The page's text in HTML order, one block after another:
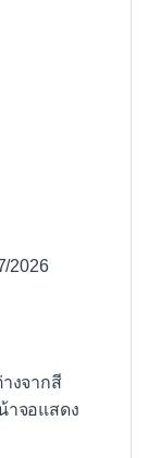
2026
งจากสี
าจอแสดง